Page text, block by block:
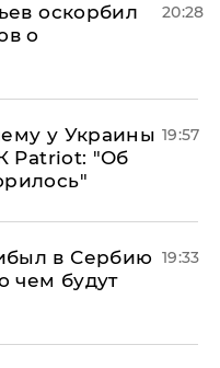
оскорбил
о
20:28
у Украины
Patriot: "Об
19:57
в Сербию
чем будут
19:33